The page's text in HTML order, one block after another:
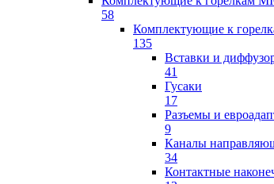
58
Комплектующие к
135
Вставки и
41
Гусаки
17
Разъемы и
9
Каналы
34
Контактные